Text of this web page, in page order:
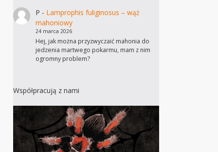
P - Lamprophis fuliginosus – wąż
mahoniowy
24 marca 2026
Hej, jak można przyzwyczaić mahonia do
jedzenia martwego pokarmu, mam z nim
ogromny problem?
Współpracują z nami